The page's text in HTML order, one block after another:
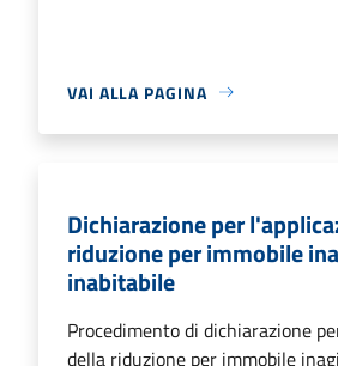
VAI ALLA PAGINA
Dichiarazione per
riduzione per immobile
inabitabile
Procedimento di dichiarazione
della riduzione per immobile